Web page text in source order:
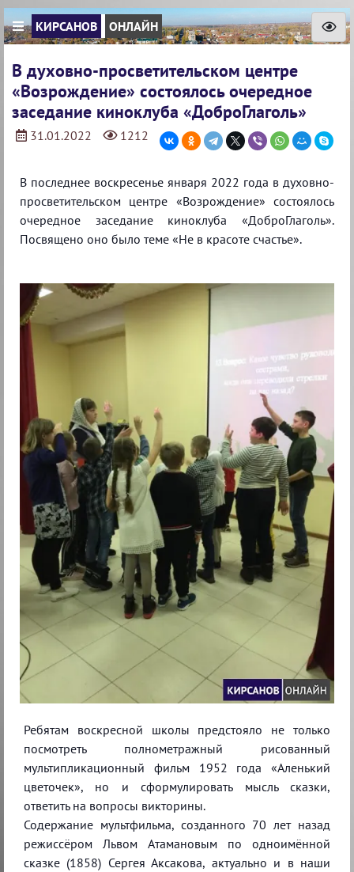
КИРСАНОВ ОНЛАЙН
В духовно-просветительском центре
«Возрождение» состоялось очередное
заседание киноклуба «ДоброГлаголь»
31.01.2022 1212
В последнее воскресенье января 2022 года в духовно-
просветительском центре «Возрождение» состоялось
очередное заседание киноклуба «ДоброГлаголь».
Посвящено оно было теме «Не в красоте счастье».
Ребятам воскресной школы предстояло не только
посмотреть полнометражный рисованный
мультипликационный фильм 1952 года «Аленький
цветочек», но и сформулировать мысль сказки,
ответить на вопросы викторины.
Содержание мультфильма, созданного 70 лет назад
режиссёром Львом Атамановым по одноимённой
сказке (1858) Сергея Аксакова, актуально и в наши